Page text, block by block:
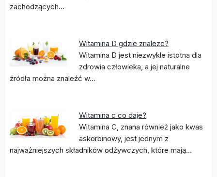
zachodzących…
Witamina D gdzie znalezc?
Witamina D jest niezwykle istotna dla
zdrowia człowieka, a jej naturalne
źródła można znaleźć w…
Witamina c co daje?
Witamina C, znana również jako kwas
askorbinowy, jest jednym z
najważniejszych składników odżywczych, które mają…